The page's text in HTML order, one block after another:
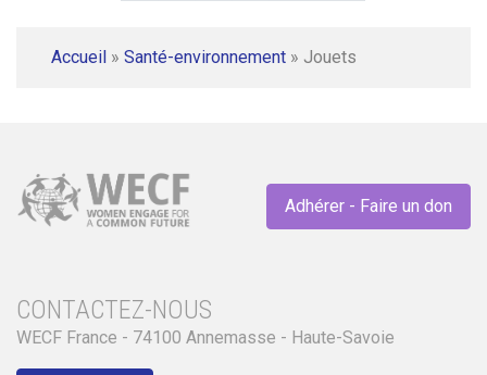
Accueil » Santé-environnement » Jouets
Adhérer - Faire un don
CONTACTEZ-NOUS
WECF France - 74100 Annemasse - Haute-Savoie